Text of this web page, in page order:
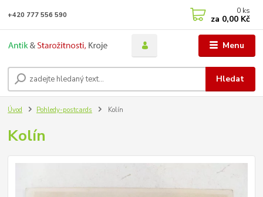
Menu
Hledat
+420 777 556 590 0 ks
za 0,00 Kč
Úvod Pohledy-postcards Kolín
Kolín